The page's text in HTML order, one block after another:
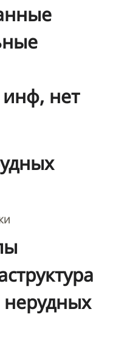
инф, нет
нерудных